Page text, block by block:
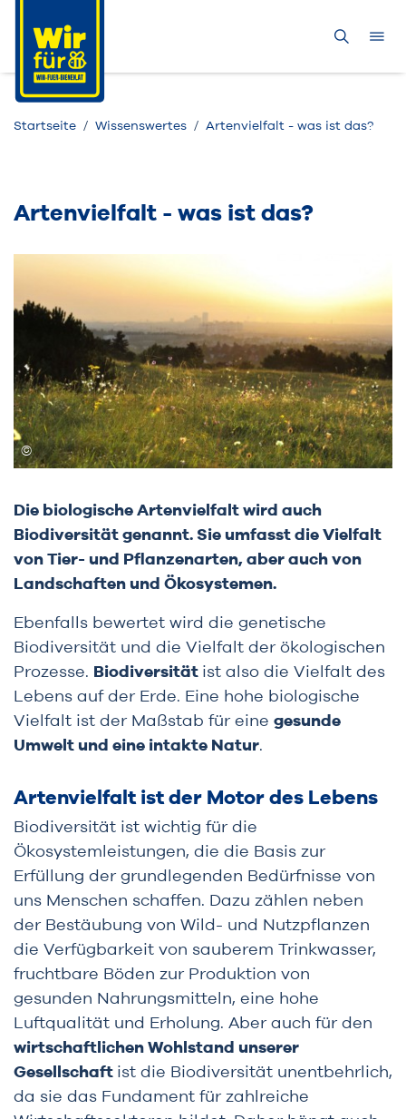
Startseite Wissenswertes Artenvielfalt - was ist das?
Artenvielfalt - was ist das?
Die biologische Artenvielfalt wird auch
Biodiversität genannt. Sie umfasst die Vielfalt
von Tier- und Pflanzenarten, aber auch von
Landschaften und Ökosystemen.
Ebenfalls bewertet wird die genetische
Biodiversität und die Vielfalt der ökologischen
Prozesse. Biodiversität ist also die Vielfalt des
Lebens auf der Erde. Eine hohe biologische
Vielfalt ist der Maßstab für eine gesunde
Umwelt und eine intakte Natur.
Artenvielfalt ist der Motor des Lebens
Biodiversität ist wichtig für die
Ökosystemleistungen, die die Basis zur
Erfüllung der grundlegenden Bedürfnisse von
uns Menschen schaffen. Dazu zählen neben
der Bestäubung von Wild- und Nutzpflanzen
die Verfügbarkeit von sauberem Trinkwasser,
fruchtbare Böden zur Produktion von
gesunden Nahrungsmitteln, eine hohe
Luftqualität und Erholung. Aber auch für den
wirtschaftlichen Wohlstand unserer
Gesellschaft ist die Biodiversität unentbehrlich,
da sie das Fundament für zahlreiche